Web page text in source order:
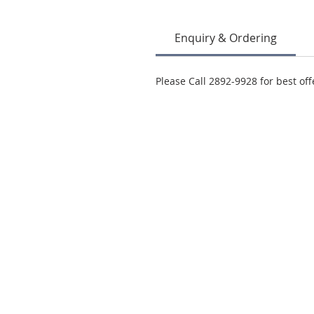
Enquiry & Ordering
Please Call 2892-9928 for best